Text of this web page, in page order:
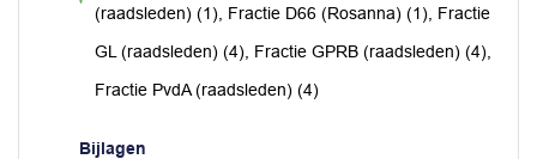
voor
(raadsleden) (1), Fractie D66 (Rosanna) (1), Fractie
GL (raadsleden) (4), Fractie GPRB (raadsleden) (4),
Fractie PvdA (raadsleden) (4)
Bijlagen